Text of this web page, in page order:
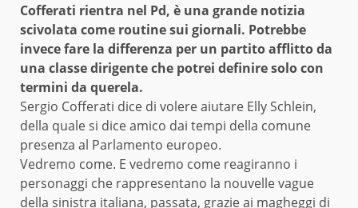
Cofferati rientra nel Pd, è una grande notizia
scivolata come routine sui giornali. Potrebbe
invece fare la differenza per un partito afflitto da
una classe dirigente che potrei definire solo con
termini da querela.
Sergio Cofferati dice di volere aiutare Elly Schlein,
della quale si dice amico dai tempi della comune
presenza al Parlamento europeo.
Vedremo come. E vedremo come reagiranno i
personaggi che rappresentano la nouvelle vague
della sinistra italiana, passata, grazie ai magheggi di